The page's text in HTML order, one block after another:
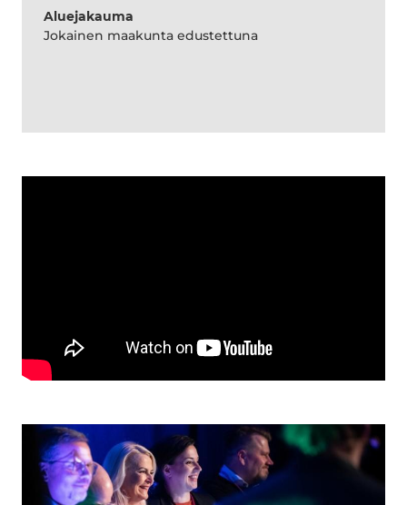
Aluejakauma
Jokainen maakunta edustettuna